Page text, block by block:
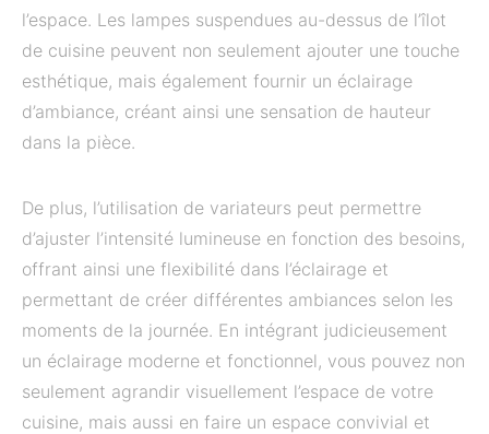
l’espace. Les lampes suspendues au-dessus de l’îlot
de cuisine peuvent non seulement ajouter une touche
esthétique, mais également fournir un éclairage
d’ambiance, créant ainsi une sensation de hauteur
dans la pièce.
De plus, l’utilisation de variateurs peut permettre
d’ajuster l’intensité lumineuse en fonction des besoins,
offrant ainsi une flexibilité dans l’éclairage et
permettant de créer différentes ambiances selon les
moments de la journée. En intégrant judicieusement
un éclairage moderne et fonctionnel, vous pouvez non
seulement agrandir visuellement l’espace de votre
cuisine, mais aussi en faire un espace convivial et